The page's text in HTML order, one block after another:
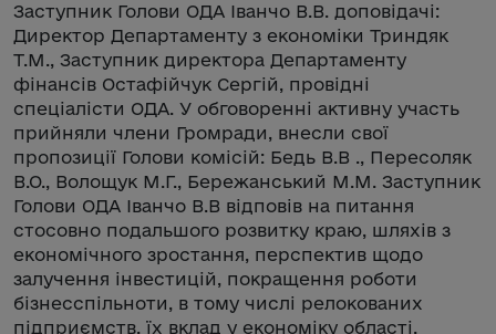
Заступник Голови ОДА Іванчо В.В. доповідачі:
Директор Департаменту з економіки Триндяк
Т.М., Заступник директора Департаменту
фінансів Остафійчук Сергій, провідні
спеціалісти ОДА. У обговоренні активну участь
прийняли члени Громради, внесли свої
пропозиції Голови комісій: Бедь В.В ., Пересоляк
В.О., Волощук М.Г., Бережанський М.М. Заступник
Голови ОДА Іванчо В.В відповів на питання
стосовно подальшого розвитку краю, шляхів з
економічного зростання, перспектив щодо
залучення інвестицій, покращення роботи
бізнесспільноти, в тому числі релокованих
підприємств, їх вклад у економіку області,